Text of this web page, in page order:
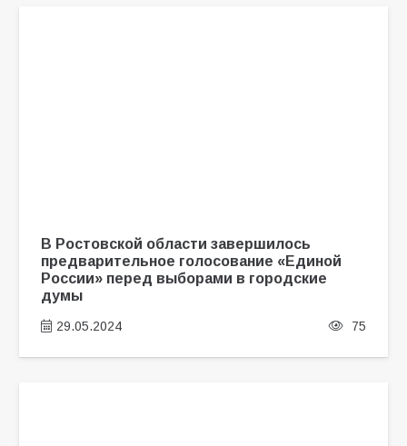
В Ростовской области завершилось
предварительное голосование «Единой
России» перед выборами в городские
думы
29.05.2024 75